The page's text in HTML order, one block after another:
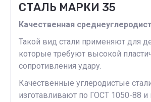
СТАЛЬ МАРКИ 35
Качественная
Такой вид стали применяют для
которые требуют высокой
сопротивления удару.
Качественные углеродистые
изготавливают по ГОСТ 1050-88